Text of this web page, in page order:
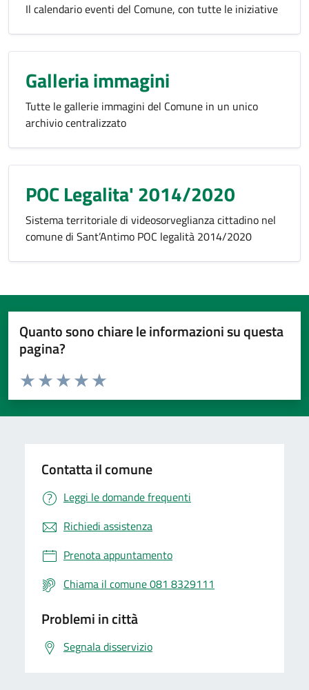
Il calendario eventi del Comune, con tutte le iniziative
Galleria immagini
Tutte le gallerie immagini del Comune in un unico
archivio centralizzato
POC Legalita' 2014/2020
Sistema territoriale di videosorveglianza cittadino nel
comune di Sant’Antimo POC legalità 2014/2020
Quanto sono chiare le informazioni su questa
pagina?
Valuta da 1 a 5 stelle la pagina
Valuta 5 stelle su 5
Valuta 4 stelle su 5
Valuta 3 stelle su 5
Valuta 2 stelle su 5
Valuta 1 stelle su 5
Contatta il comune
Leggi le domande frequenti
Richiedi assistenza
Prenota appuntamento
Chiama il comune 081 8329111
Problemi in città
Segnala disservizio